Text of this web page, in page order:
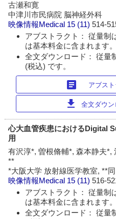
古瀬和寛
中津川市民病院 脳神経外科
映像情報Medical 15 (11)514-
アブストラクト： 従量制
は基本料金に含まれます。
全文ダウンロード： 従量
(税込) です。
article アブス
download 全文ダウ
心大血管疾患におけるDigital
用
有沢淳*, 曽根脩輔*, 森本静夫*,
**
*大阪大学 放射線医学教室, **
映像情報Medical 15 (11)516-
アブストラクト： 従量制
は基本料金に含まれます。
全文ダウンロード： 従量